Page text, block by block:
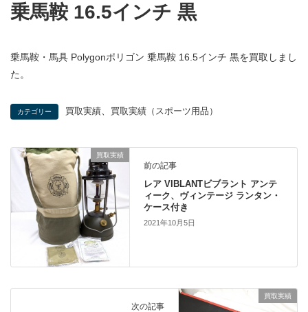
乗馬鞍 16.5インチ 黒
乗馬鞍・馬具 Polygonポリゴン 乗馬鞍 16.5インチ 黒を買取しまし
た。
カテゴリー 買取実績、 買取実績（スポーツ用品）
買取実績
前の記事
レア VIBLANTビブラント アンテ
ィーク、ヴィンテージ ランタン・
ケース付き
2021年10月5日
買取実績
次の記事